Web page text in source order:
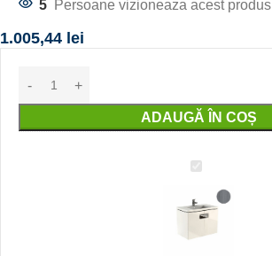
5 Persoane vizioneaza acest produs
1.005,44 lei
ADAUGĂ ÎN COȘ
MOBILIER
TWINS
PENTRU
LAVOAR